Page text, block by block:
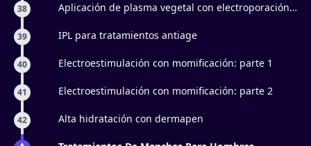
38
Aplicación de plasma vegetal con electroporación:
39 IPL para tratamientos antiage
40 Electroestimulación con momificación: parte 1
41 Electroestimulación con momificación: parte 2
42 Alta hidratación con dermapen